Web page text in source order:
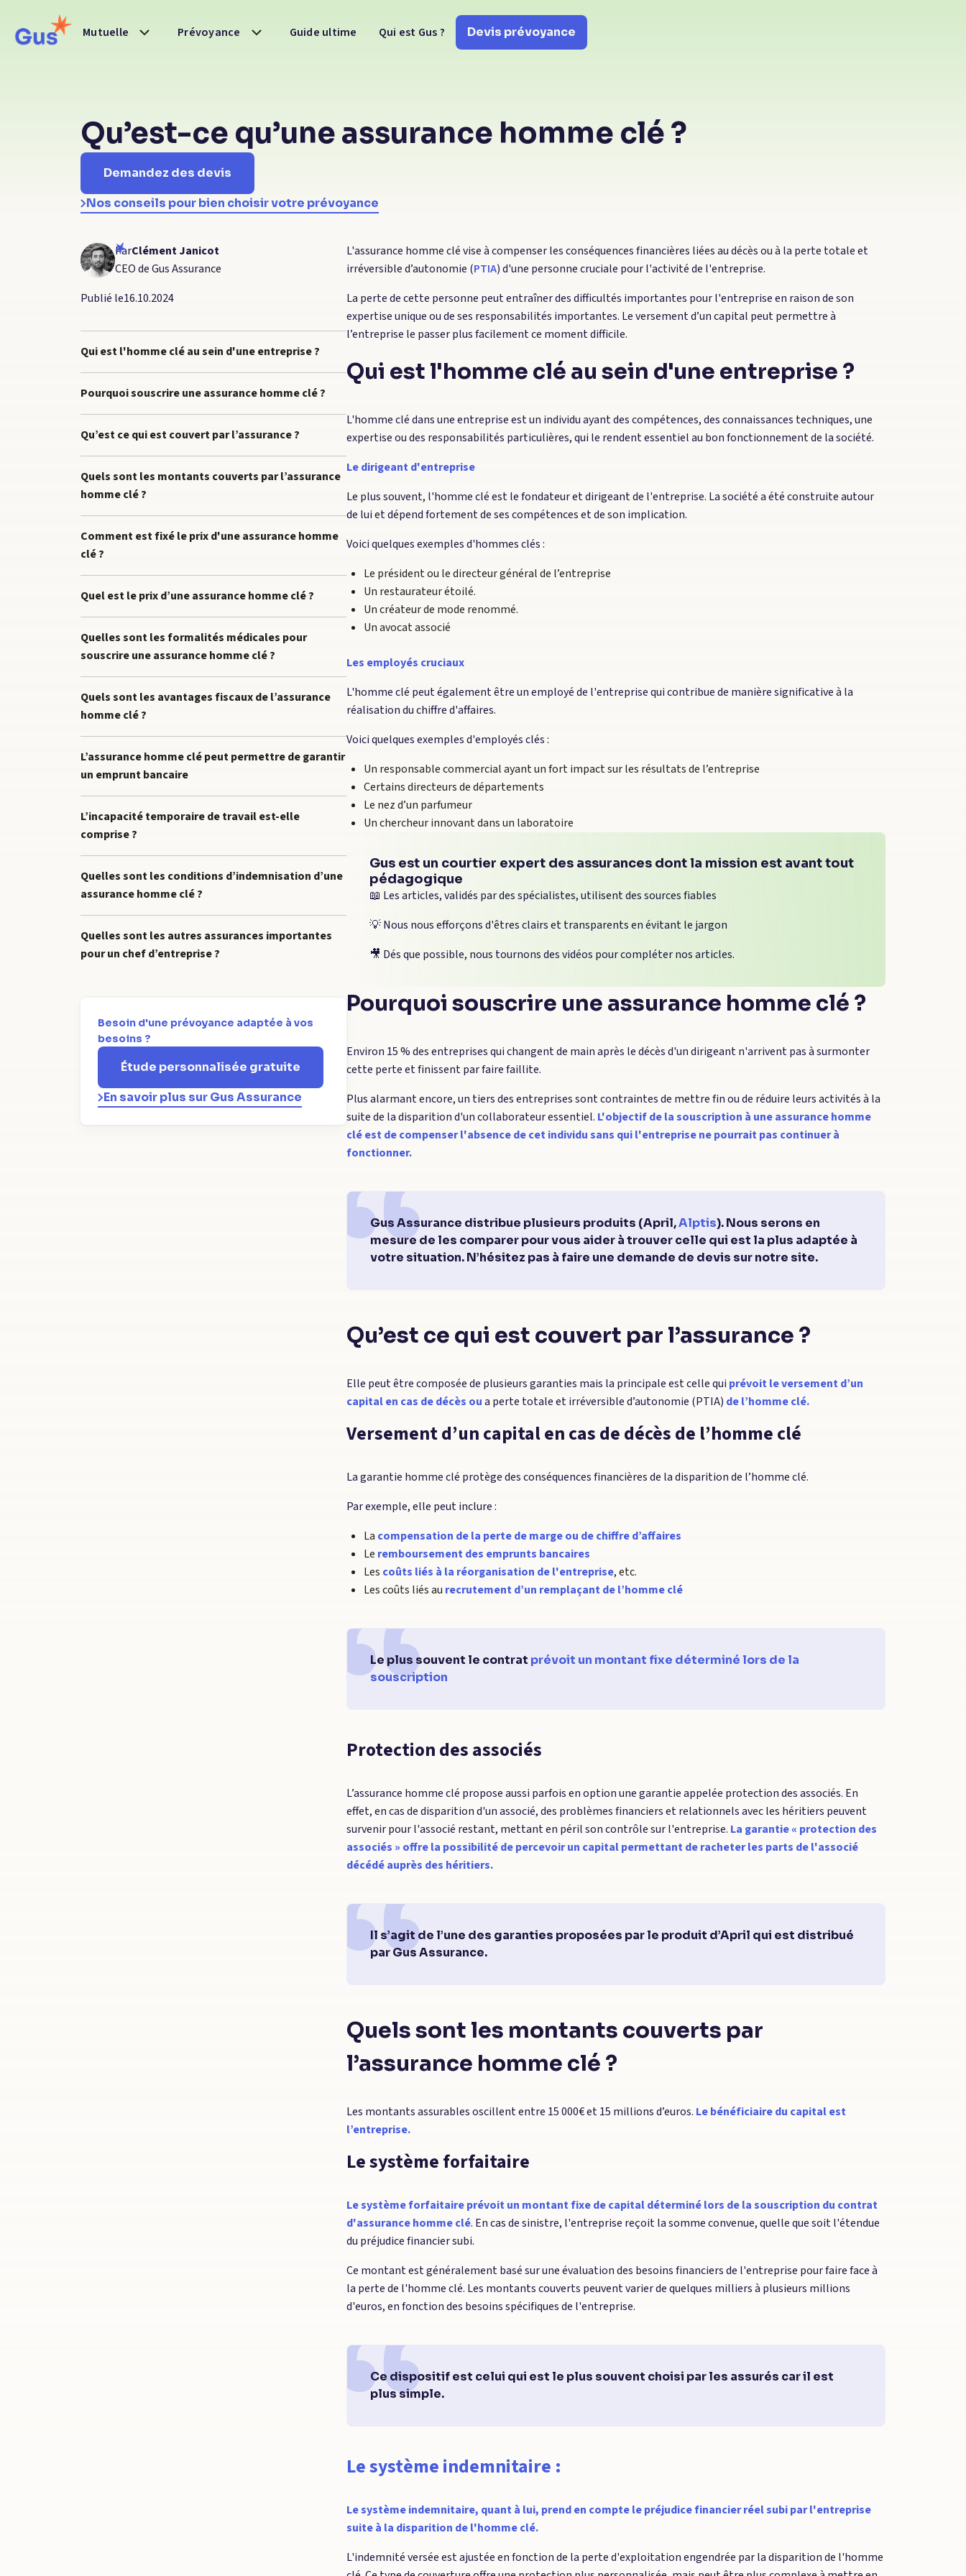
Mutuelle Prévoyance Guide ultime Qui est Gus ? Devis prévoyance
Qu’est-ce qu’une assurance homme clé ?
Demandez des devis
Nos conseils pour bien choisir votre prévoyance
ParClément Janicot
CEO de Gus Assurance
Publié le16.10.2024
Qui est l'homme clé au sein d'une entreprise ?
Pourquoi souscrire une assurance homme clé ?
Qu’est ce qui est couvert par l’assurance ?
Quels sont les montants couverts par l’assurance
homme clé ?
Comment est fixé le prix d'une assurance homme
clé ?
Quel est le prix d’une assurance homme clé ?
Quelles sont les formalités médicales pour
souscrire une assurance homme clé ?
Quels sont les avantages fiscaux de l’assurance
homme clé ?
L’assurance homme clé peut permettre de garantir
un emprunt bancaire
L’incapacité temporaire de travail est-elle
comprise ?
Quelles sont les conditions d’indemnisation d’une
assurance homme clé ?
Quelles sont les autres assurances importantes
pour un chef d’entreprise ?
Besoin d'une prévoyance adaptée à vos
besoins ?
Étude personnalisée gratuite
En savoir plus sur Gus Assurance
L'assurance homme clé vise à compenser les conséquences financières liées au décès ou à la perte totale et
irréversible d’autonomie (PTIA) d'une personne cruciale pour l'activité de l'entreprise.
La perte de cette personne peut entraîner des difficultés importantes pour l'entreprise en raison de son
expertise unique ou de ses responsabilités importantes. Le versement d’un capital peut permettre à
l’entreprise le passer plus facilement ce moment difficile.
Qui est l'homme clé au sein d'une entreprise ?
L'homme clé dans une entreprise est un individu ayant des compétences, des connaissances techniques, une
expertise ou des responsabilités particulières, qui le rendent essentiel au bon fonctionnement de la société.
Le dirigeant d'entreprise
Le plus souvent, l'homme clé est le fondateur et dirigeant de l'entreprise. La société a été construite autour
de lui et dépend fortement de ses compétences et de son implication.
Voici quelques exemples d'hommes clés :
Le président ou le directeur général de l’entreprise
Un restaurateur étoilé.
Un créateur de mode renommé.
Un avocat associé
Les employés cruciaux
L'homme clé peut également être un employé de l'entreprise qui contribue de manière significative à la
réalisation du chiffre d'affaires.
Voici quelques exemples d'employés clés :
Un responsable commercial ayant un fort impact sur les résultats de l’entreprise
Certains directeurs de départements
Le nez d’un parfumeur
Un chercheur innovant dans un laboratoire
Gus est un courtier expert des assurances dont la mission est avant tout
pédagogique
📖 Les articles, validés par des spécialistes, utilisent des sources fiables
💡 Nous nous efforçons d'êtres clairs et transparents en évitant le jargon
🎥 Dés que possible, nous tournons des vidéos pour compléter nos articles.
Pourquoi souscrire une assurance homme clé ?
Environ 15 % des entreprises qui changent de main après le décès d'un dirigeant n'arrivent pas à surmonter
cette perte et finissent par faire faillite.
Plus alarmant encore, un tiers des entreprises sont contraintes de mettre fin ou de réduire leurs activités à la
suite de la disparition d'un collaborateur essentiel. L'objectif de la souscription à une assurance homme
clé est de compenser l'absence de cet individu sans qui l'entreprise ne pourrait pas continuer à
fonctionner.
Gus Assurance distribue plusieurs produits (April,Alptis). Nous serons en
mesure de les comparer pour vous aider à trouver celle qui est la plus adaptée à
votre situation. N’hésitez pas à faire une demande de devis sur notre site.
Qu’est ce qui est couvert par l’assurance ?
Elle peut être composée de plusieurs garanties mais la principale est celle qui prévoit le versement d’un
capital en cas de décès oua perte totale et irréversible d’autonomie (PTIA) de l’homme clé.
Versement d’un capital en cas de décès de l’homme clé
La garantie homme clé protège des conséquences financières de la disparition de l’homme clé.
Par exemple, elle peut inclure :
La compensation de la perte de marge ou de chiffre d’affaires
Le remboursement des emprunts bancaires
Les coûts liés à la réorganisation de l'entreprise, etc.
Les coûts liés au recrutement d’un remplaçant de l’homme clé
Le plus souvent le contrat prévoit un montant fixe déterminé lors de la
souscription
Protection des associés
L’assurance homme clé propose aussi parfois en option une garantie appelée protection des associés. En
effet, en cas de disparition d'un associé, des problèmes financiers et relationnels avec les héritiers peuvent
survenir pour l'associé restant, mettant en péril son contrôle sur l'entreprise. La garantie « protection des
associés » offre la possibilité de percevoir un capital permettant de racheter les parts de l'associé
décédé auprès des héritiers.
Il s’agit de l’une des garanties proposées par le produit d’April qui est distribué
par Gus Assurance.
Quels sont les montants couverts par
l’assurance homme clé ?
Les montants assurables oscillent entre 15 000€ et 15 millions d’euros. Le bénéficiaire du capital est
l’entreprise.
Le système forfaitaire
Lesystème forfaitaireprévoit un montant fixe de capital déterminé lors de la souscription du contrat
d'assurance homme clé. En cas de sinistre, l'entreprise reçoit la somme convenue, quelle que soit l'étendue
du préjudice financier subi.
Ce montant est généralement basé sur une évaluation des besoins financiers de l'entreprise pour faire face à
la perte de l'homme clé. Les montants couverts peuvent varier de quelques milliers à plusieurs millions
d'euros, en fonction des besoins spécifiques de l'entreprise.
Ce dispositif est celui qui est le plus souvent choisi par les assurés car il est
plus simple.
Le système indemnitaire :
Le système indemnitaire, quant à lui, prend en compte le préjudice financier réel subi par l'entreprise
suite à la disparition de l'homme clé.
L'indemnité versée est ajustée en fonction de la perte d'exploitation engendrée par la disparition de l'homme